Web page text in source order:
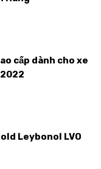
cấp dành cho xe
Leybonol LVO